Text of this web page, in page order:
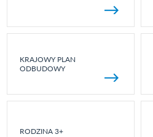
KRAJOWY PLAN
ODBUDOWY
RODZINA 3+